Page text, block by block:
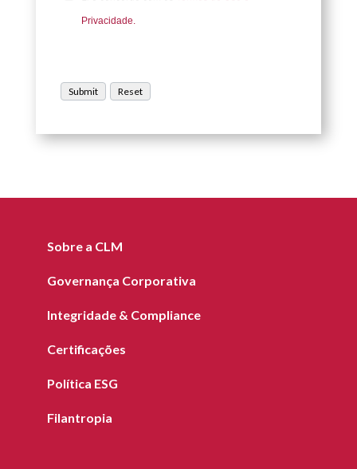
Privacidade.
Sobre a CLM
Governança Corporativa
Integridade & Compliance
Certificações
Política ESG
Filantropia